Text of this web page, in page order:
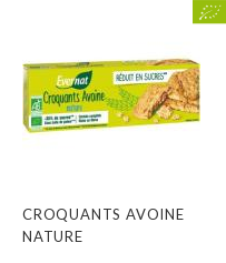
CROQUANTS AVOINE
NATURE